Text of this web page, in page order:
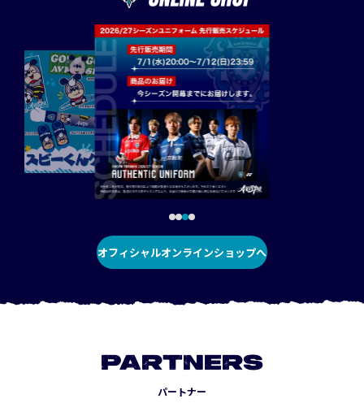
オフィシャルオンラインショップへ
PARTNERS
パートナー